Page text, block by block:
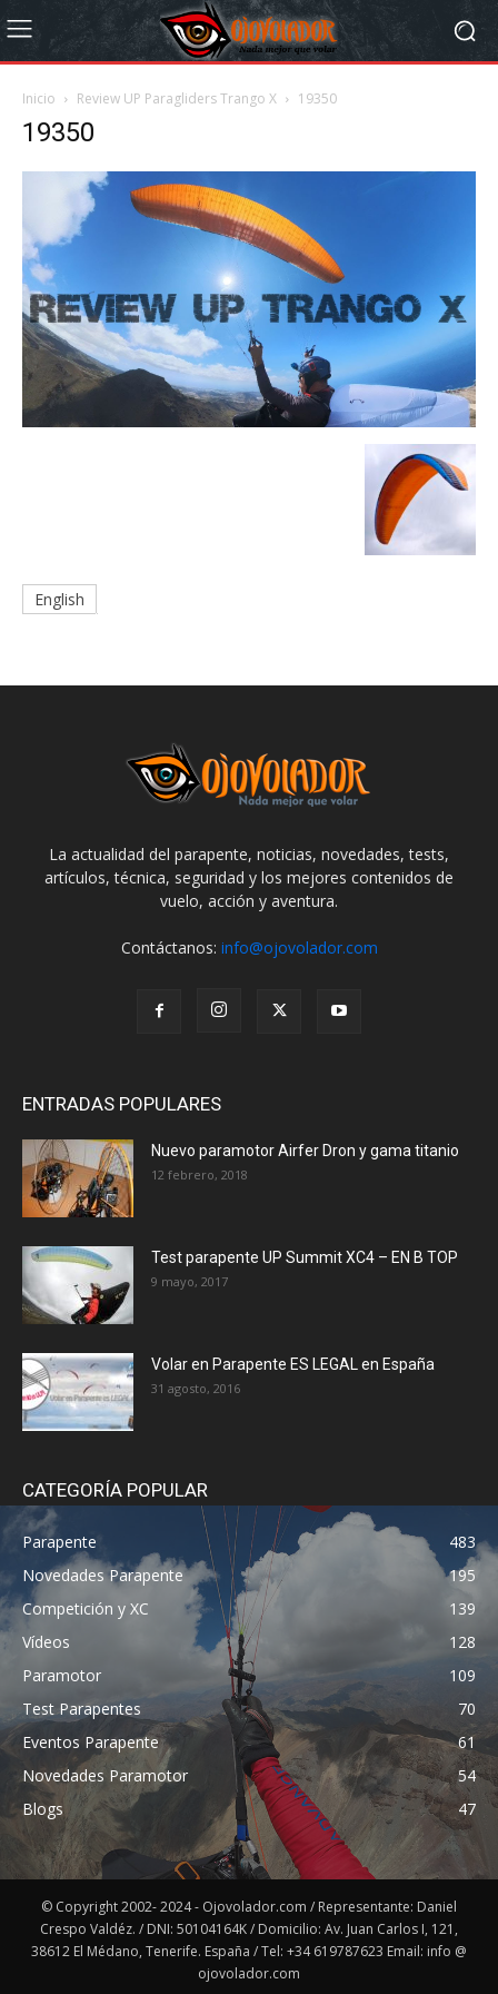
Inicio Review UP Paragliders Trango X 19350
19350
English
La actualidad del parapente, noticias, novedades, tests,
artículos, técnica, seguridad y los mejores contenidos de
vuelo, acción y aventura.
Contáctanos: info@ojovolador.com
ENTRADAS POPULARES
Nuevo paramotor Airfer Dron y gama titanio
12 febrero, 2018
Test parapente UP Summit XC4 – EN B TOP
9 mayo, 2017
Volar en Parapente ES LEGAL en España
31 agosto, 2016
CATEGORÍA POPULAR
Parapente
483
Novedades Parapente
195
Competición y XC
139
Vídeos
128
Paramotor
109
Test Parapentes
70
Eventos Parapente
61
Novedades Paramotor
54
Blogs
47
© Copyright 2002- 2024 - Ojovolador.com / Representante: Daniel
Crespo Valdéz. / DNI: 50104164K / Domicilio: Av. Juan Carlos I, 121,
38612 El Médano, Tenerife. España / Tel: +34 619787623 Email: info @
ojovolador.com